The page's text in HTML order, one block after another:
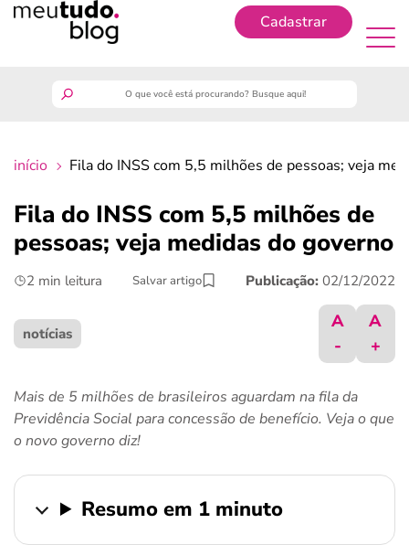
Cadastrar
finanças
benefícios
crédito fácil
ferramentas
início Fila do INSS com 5,5 milhões de pessoas; veja
Fila do INSS com 5,5 milhões de
pessoas; veja medidas do governo
2 min leitura Salvar artigo Publicação: 02/12/2022
notícias
A
-
A
+
Mais de 5 milhões de brasileiros aguardam na fila da
Previdência Social para concessão de benefício. Veja o que
o novo governo diz!
Resumo em 1 minuto